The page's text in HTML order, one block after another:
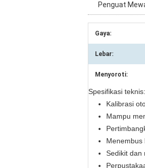
Penguat
Gaya:
Lebar:
Menyoroti:
Spesifikasi teknis:
Kalibrasi
Mampu
Menembus
Sedikit dan